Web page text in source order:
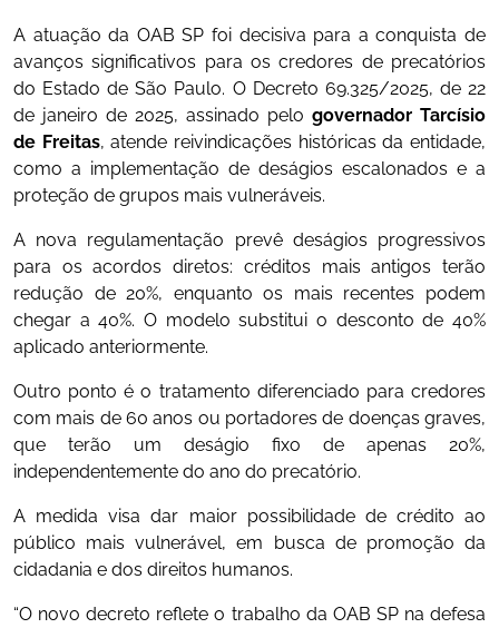
A atuação da OAB SP foi decisiva para a conquista de
avanços significativos para os credores de precatórios
do Estado de São Paulo. O Decreto 69.325/2025, de 22
de janeiro de 2025, assinado pelo governador Tarcísio
de Freitas, atende reivindicações históricas da entidade,
como a implementação de deságios escalonados e a
proteção de grupos mais vulneráveis.
A nova regulamentação prevê deságios progressivos
para os acordos diretos: créditos mais antigos terão
redução de 20%, enquanto os mais recentes podem
chegar a 40%. O modelo substitui o desconto de 40%
aplicado anteriormente.
Outro ponto é o tratamento diferenciado para credores
com mais de 60 anos ou portadores de doenças graves,
que terão um deságio fixo de apenas 20%,
independentemente do ano do precatório.
A medida visa dar maior possibilidade de crédito ao
público mais vulnerável, em busca de promoção da
cidadania e dos direitos humanos.
“O novo decreto reflete o trabalho da OAB SP na defesa